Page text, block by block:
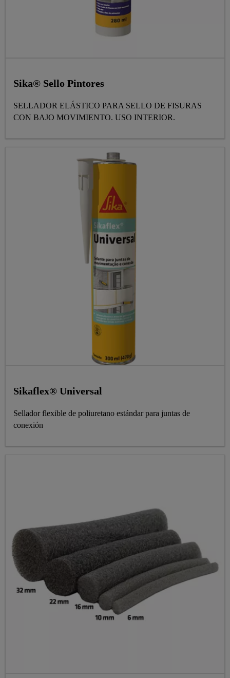
Sika® Sello Pintores
SELLADOR ELÁSTICO PARA SELLO DE FISURAS
CON BAJO MOVIMIENTO. USO INTERIOR.
Sikaflex® Universal
Sellador flexible de poliuretano estándar para juntas de
conexión